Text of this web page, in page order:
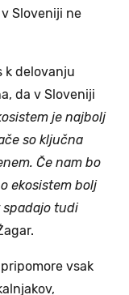
Sloveniji ne
k delovanju
da v Sloveniji
je najbolj
so ključna
Če nam bo
ekosistem bolj
spadajo tudi
vsak